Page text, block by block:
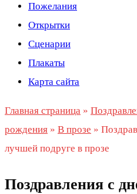
Пожелания
Открытки
Сценарии
Плакаты
Карта сайта
Главная страница »
рождения » В прозе »
лучшей подруге в прозе
Поздравления с